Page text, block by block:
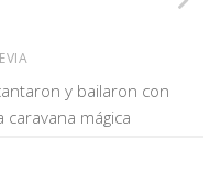
y bailaron con
mágica